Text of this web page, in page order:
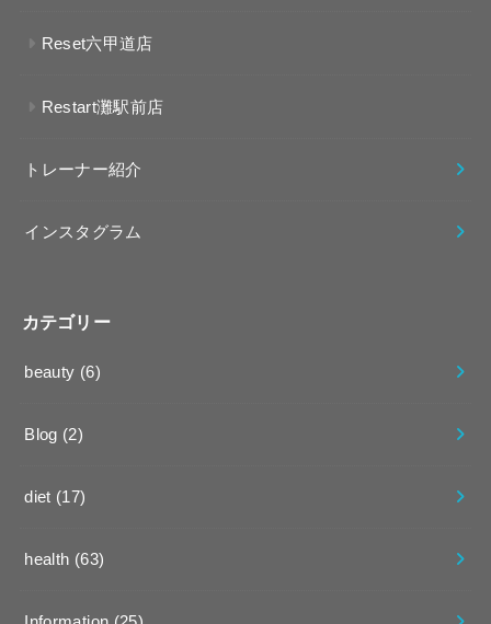
Reset六甲道店
Restart灘駅前店
トレーナー紹介
インスタグラム
カテゴリー
beauty (6)
Blog (2)
diet (17)
health (63)